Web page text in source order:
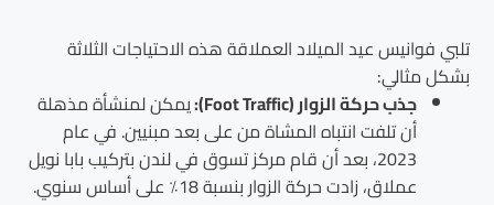
تلبي فوانيس عيد الميلاد العملاقة هذه الاحتياجات الثلاثة
بشكل مثالي:
جذب حركة الزوار (Foot Traffic):
يمكن لمنشأة مذهلة
أن تلفت انتباه المشاة من على بعد مبنيين. في عام
2023، بعد أن قام مركز تسوق في لندن بتركيب بابا نويل
عملاق، زادت حركة الزوار بنسبة 18٪ على أساس سنوي.